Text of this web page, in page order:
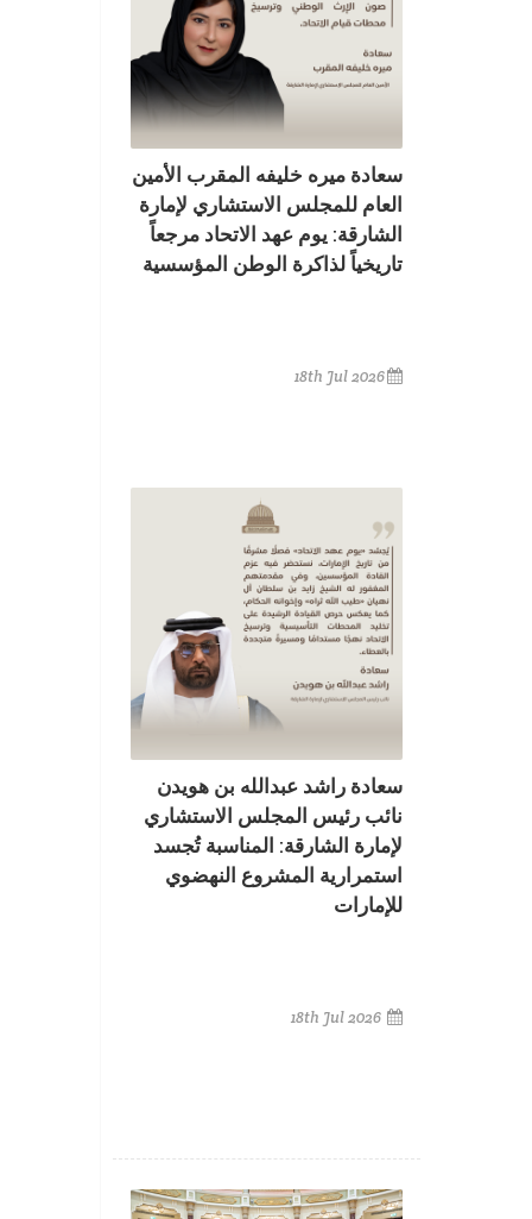
سعادة ميره خليفه المقرب الأمين
العام للمجلس الاستشاري لإمارة
الشارقة: يوم عهد الاتحاد مرجعاً
تاريخياً لذاكرة الوطن المؤسسية
18th Jul 2026
سعادة راشد عبدالله بن هويدن
نائب رئيس المجلس الاستشاري
لإمارة الشارقة: المناسبة تُجسد
استمرارية المشروع النهضوي
للإمارات